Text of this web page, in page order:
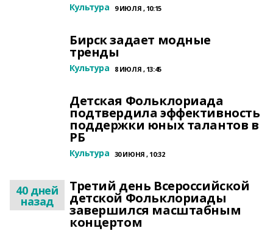
Культура 9 ИЮЛЯ , 10:15
Бирск задает модные
тренды
Культура 8 ИЮЛЯ , 13:45
Детская Фольклориада
подтвердила эффективность
поддержки юных талантов в
РБ
Культура 30 ИЮНЯ , 10:32
40 дней
назад
Третий день Всероссийской
детской Фольклориады
завершился масштабным
концертом